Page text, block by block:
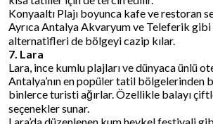
Konyaaltı Plajı boyunca kafe ve restoran
Ayrıca Antalya Akvaryum ve Teleferik gibi
alternatifleri de bölgeyi cazip kılar.
7. Lara
Lara, ince kumlu plajları ve dünyaca ünlü
Antalya’nın en popüler tatil bölgelerinden
binlerce turisti ağırlar. Özellikle balayı
seçenekler sunar.